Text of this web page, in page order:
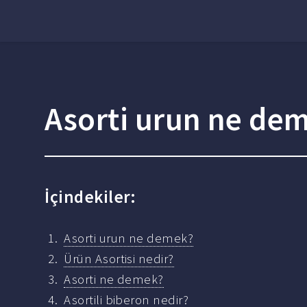
Asorti urun ne
İçindekiler:
Asorti urun ne demek?
Ürün Asortisi nedir?
Asorti ne demek?
Asortili biberon nedir?